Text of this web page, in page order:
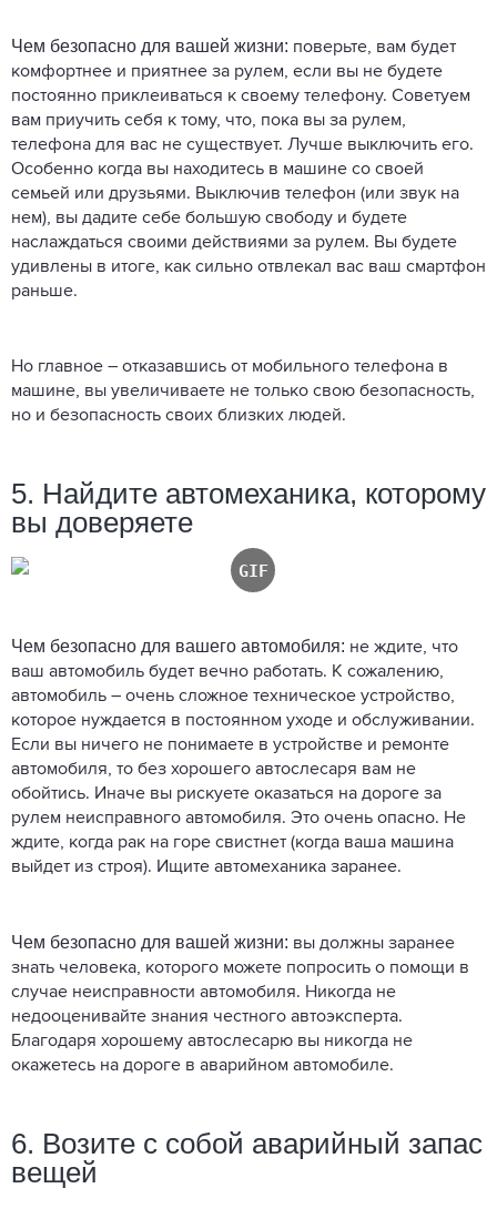
Чем безопасно для вашей жизни: поверьте, вам будет
комфортнее и приятнее за рулем, если вы не будете
постоянно приклеиваться к своему телефону. Советуем
вам приучить себя к тому, что, пока вы за рулем,
телефона для вас не существует. Лучше выключить его.
Особенно когда вы находитесь в машине со своей
семьей или друзьями. Выключив телефон (или звук на
нем), вы дадите себе большую свободу и будете
наслаждаться своими действиями за рулем. Вы будете
удивлены в итоге, как сильно отвлекал вас ваш смартфон
раньше.
Но главное – отказавшись от мобильного телефона в
машине, вы увеличиваете не только свою безопасность,
но и безопасность своих близких людей.
5. Найдите автомеханика, которому
вы доверяете
Чем безопасно для вашего автомобиля: не ждите, что
ваш автомобиль будет вечно работать. К сожалению,
автомобиль – очень сложное техническое устройство,
которое нуждается в постоянном уходе и обслуживании.
Если вы ничего не понимаете в устройстве и ремонте
автомобиля, то без хорошего автослесаря вам не
обойтись. Иначе вы рискуете оказаться на дороге за
рулем неисправного автомобиля. Это очень опасно. Не
ждите, когда рак на горе свистнет (когда ваша машина
выйдет из строя). Ищите автомеханика заранее.
Чем безопасно для вашей жизни: вы должны заранее
знать человека, которого можете попросить о помощи в
случае неисправности автомобиля. Никогда не
недооценивайте знания честного автоэксперта.
Благодаря хорошему автослесарю вы никогда не
окажетесь на дороге в аварийном автомобиле.
6. Возите с собой аварийный запас
вещей